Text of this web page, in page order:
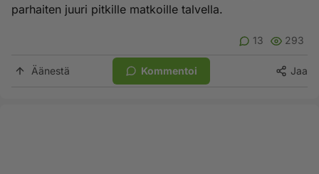
parhaiten juuri pitkille matkoille talvella.
13 293
Äänestä Kommentoi Jaa